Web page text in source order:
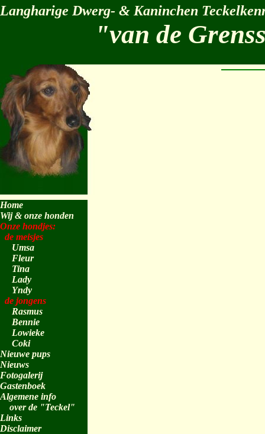
Langharige Dwerg- & Kaninchen
"van de
Home
Wij & onze honden
Onze hondjes:
de meisjes
Umsa
Fleur
Tina
Lady
Yndy
de jongens
Rasmus
Bennie
Lowieke
Coki
Nieuwe pups
Nieuws
Fotogalerij
Gastenboek
Algemene info
over de "Teckel"
Links
Disclaimer